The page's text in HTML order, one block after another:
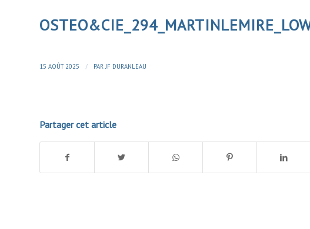
15 AOÛT 2025 / PAR JF DURANLEAU
Partager cet article